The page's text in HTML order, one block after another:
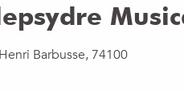
Barbusse, 74100